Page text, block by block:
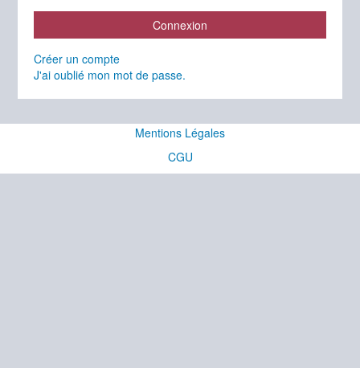
Connexion
Créer un compte
J'ai oublié mon mot de passe.
Mentions Légales
CGU